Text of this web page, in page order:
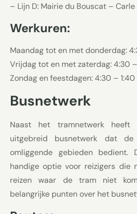
– Lijn D: Mairie du Bouscat –
Werkuren:
Maandag tot en met donderdag:
Vrijdag tot en met zaterdag: 4:30
Zondag en feestdagen: 4:30 – 1:40
Busnetwerk
Naast het tramnetwerk heeft
uitgebreid busnetwerk dat
omliggende gebieden bedient.
handige optie voor reizigers die
reizen waar de tram niet
belangrijke punten over het